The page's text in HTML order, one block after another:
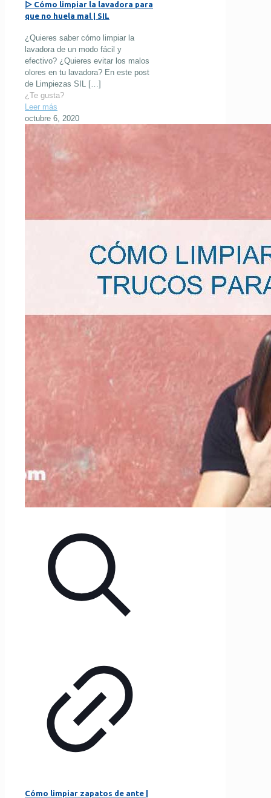
▷ Cómo limpiar la lavadora para
que no huela mal | SIL
¿Quieres saber cómo limpiar la
lavadora de un modo fácil y
efectivo? ¿Quieres evitar los malos
olores en tu lavadora? En este post
de Limpiezas SIL […]
¿Te gusta?
Leer más
octubre 6, 2020
Cómo limpiar zapatos de ante |